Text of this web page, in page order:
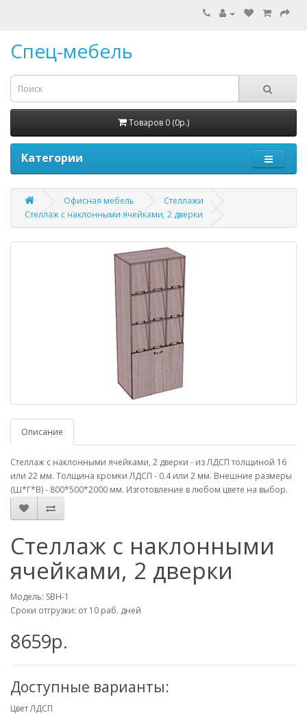
Спец-мебель
Товаров 0 (0р.)
Категории
Офисная мебель
Стеллажи
Стеллаж с наклонными ячейками, 2 дверки
Описание
Стеллаж с наклонными ячейками, 2 дверки - из ЛДСП толщиной 16
или 22 мм. Толщина кромки ЛДСП - 0.4 или 2 мм. Внешние размеры
(Ш*Г*В) - 800*500*2000 мм. Изготовление в любом цвете на выбор.
Стеллаж с наклонными
ячейками, 2 дверки
Модель: SBH-1
Сроки отгрузки: от 10 раб. дней
8659р.
Доступные варианты:
Цвет ЛДСП